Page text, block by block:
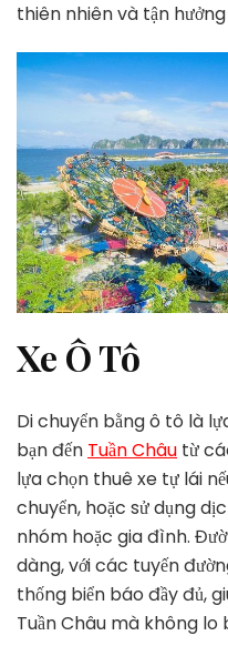
thiên nhiên và tận
Xe Ô Tô
Di chuyển bằng ô tô là
bạn đến Tuần Châu từ
lựa chọn thuê xe tự lái
chuyển, hoặc sử dụng
nhóm hoặc gia đình.
dàng, với các tuyến
thống biển báo đầy đủ,
Tuần Châu mà không lo